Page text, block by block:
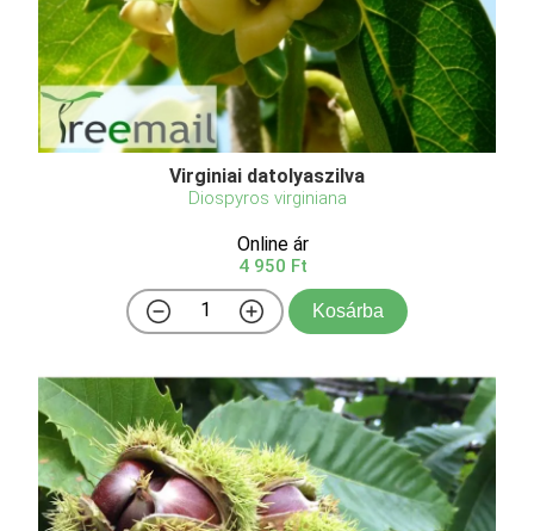
Virginiai datolyaszilva
Diospyros virginiana
Online ár
4 950 Ft
Kosárba